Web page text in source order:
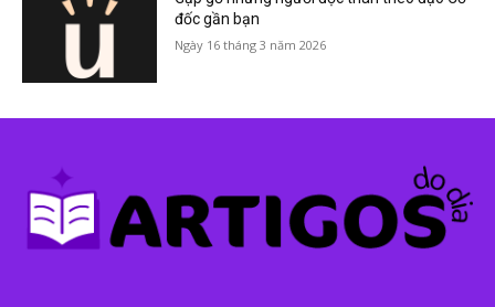
đốc gần bạn
Ngày 16 tháng 3 năm 2026